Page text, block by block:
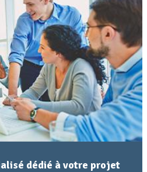
dédié à votre projet